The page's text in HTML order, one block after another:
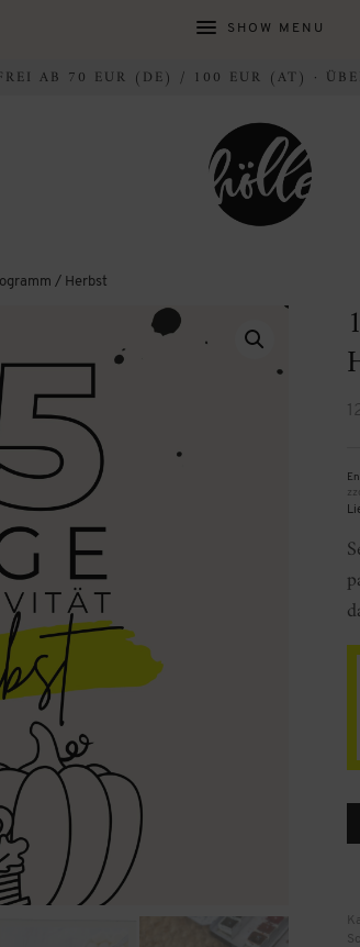
SHOW MENU
AB 70 EUR (DE) / 100 EUR (AT) ·
/ Herbst